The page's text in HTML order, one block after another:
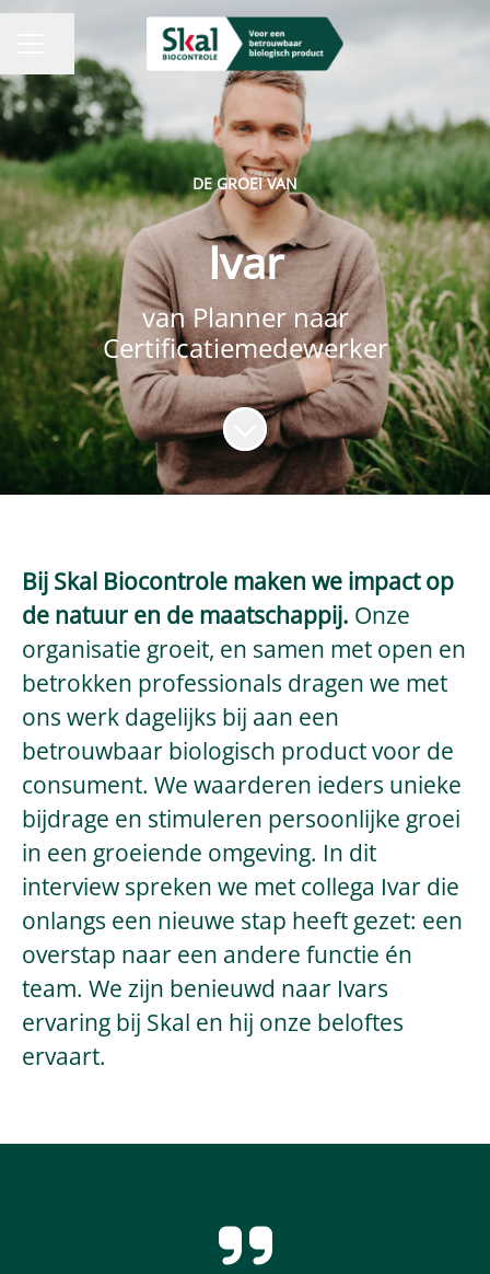
CARRIÈREMENU
Pagina delen
DE GROEI VAN
Ivar
van Planner naar
Certificatiemedewerker
Naar content scrollen
Bij Skal Biocontrole maken we impact op
de natuur en de maatschappij. Onze
organisatie groeit, en samen met open en
betrokken professionals dragen we met
ons werk dagelijks bij aan een
betrouwbaar biologisch product voor de
consument. We waarderen ieders unieke
bijdrage en stimuleren persoonlijke groei
in een groeiende omgeving. In dit
interview spreken we met collega Ivar die
onlangs een nieuwe stap heeft gezet: een
overstap naar een andere functie én
team. We zijn benieuwd naar Ivars
ervaring bij Skal en hij onze beloftes
ervaart.